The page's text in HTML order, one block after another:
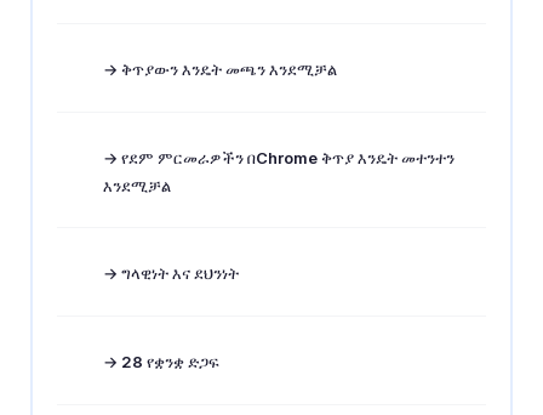
→ ቅጥያውን እንዴት መጫን እንደሚቻል
→ የደም ምርመራዎችን በChrome ቅጥያ እንዴት መተንተን
እንደሚቻል
→ ግላዊነት እና ደህንነት
→ 28 የቋንቋ ድጋፍ